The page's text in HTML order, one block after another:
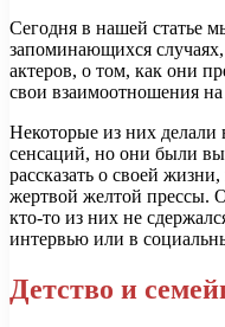
Сегодня в нашей статье
запоминающихся
актеров, о том, как они
свои взаимоотношения
Некоторые из них делали
сенсаций, но они были
рассказать о своей
жертвой желтой прессы.
кто-то из них не
интервью или в
Детство и